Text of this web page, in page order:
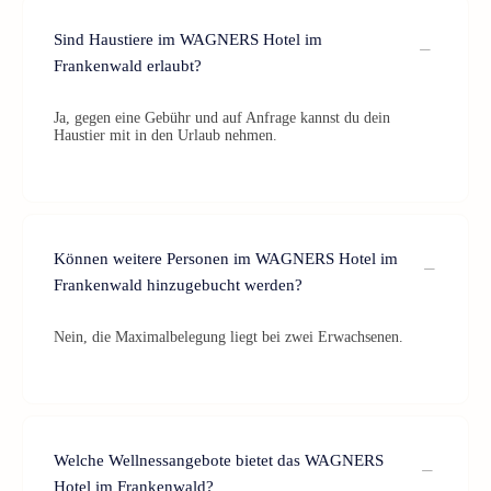
Sind Haustiere im WAGNERS Hotel im
Frankenwald erlaubt?
Ja, gegen eine Gebühr und auf Anfrage kannst du dein
Haustier mit in den Urlaub nehmen.
Können weitere Personen im WAGNERS Hotel im
Frankenwald hinzugebucht werden?
Nein, die Maximalbelegung liegt bei zwei Erwachsenen.
Welche Wellnessangebote bietet das WAGNERS
Hotel im Frankenwald?